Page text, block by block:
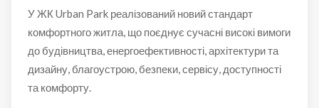
У ЖК Urban Park реалізований новий стандарт
комфортного житла, що поєднує сучасні високі вимоги
до будівництва, енергоефективності, архітектури та
дизайну, благоустрою, безпеки, сервісу, доступності
та комфорту.